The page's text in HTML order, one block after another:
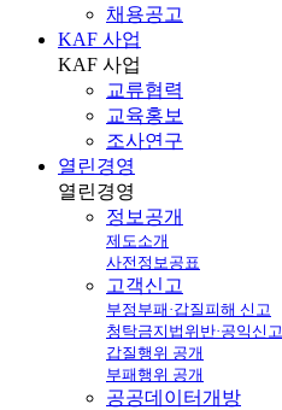
채용공고
KAF 사업
KAF 사업
교류협력
교육홍보
조사연구
열린경영
열린경영
정보공개
제도소개
사전정보공표
고객신고
부정부패·갑질피해 신고
청탁금지법위반·공익신고
갑질행위 공개
부패행위 공개
공공데이터개방